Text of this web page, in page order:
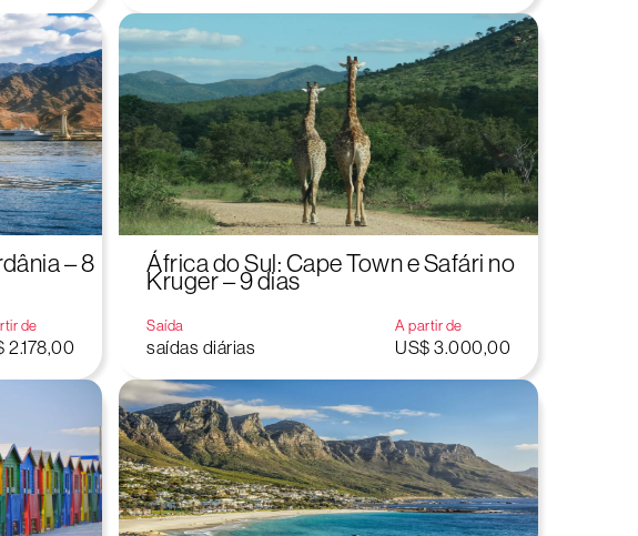
– 8
de
2.178,00
África do Sul: Cape Town e Safári no
Kruger – 9 dias
Saída
saídas diárias
A partir de
US$ 3.000,00